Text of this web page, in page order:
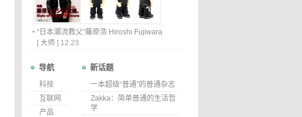
“日本潮流教父”藤原浩 Hiroshi Fujiwara
[ 大师 ] 12.23
导航
科技
互联网
产品
新话题
一本超级“普通”的普通杂志
Zakka：简单普通的生活哲
学